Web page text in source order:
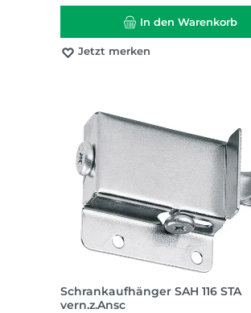
In den Warenkorb
Jetzt merken
Schrankaufhänger SAH 116 STA
vern.z.Ansc